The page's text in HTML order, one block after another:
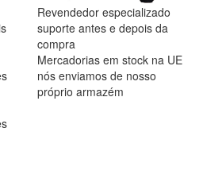
Revendedor especializado
suporte antes e depois da
compra
Mercadorias em stock na UE
nós enviamos de nosso
próprio armazém